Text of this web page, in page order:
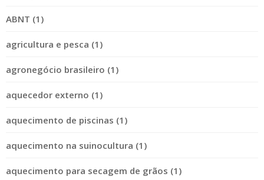
ABNT (1)
agricultura e pesca (1)
agronegócio brasileiro (1)
aquecedor externo (1)
aquecimento de piscinas (1)
aquecimento na suinocultura (1)
aquecimento para secagem de grãos (1)